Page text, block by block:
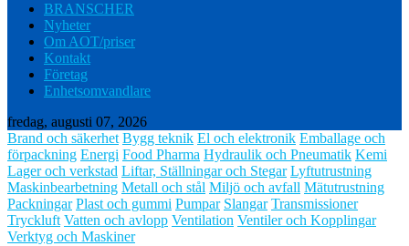
BRANSCHER
Nyheter
Om AOT/priser
Kontakt
Företag
Enhetsomvandlare
fredag, augusti 07, 2026
Brand och säkerhet Bygg teknik El och elektronik Emballage och
förpackning Energi Food Pharma Hydraulik och Pneumatik Kemi
Lager och verkstad Liftar, Ställningar och Stegar Lyftutrustning
Maskinbearbetning Metall och stål Miljö och avfall Mätutrustning
Packningar Plast och gummi Pumpar Slangar Transmissioner
Tryckluft Vatten och avlopp Ventilation Ventiler och Kopplingar
Verktyg och Maskiner